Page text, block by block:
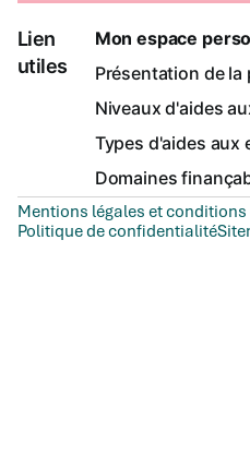
Lien
utiles
Mon espace
Présentation de la
Niveaux d'aides
Types d'aides aux
Domaines
Mentions légales et
Politique de confidentialité